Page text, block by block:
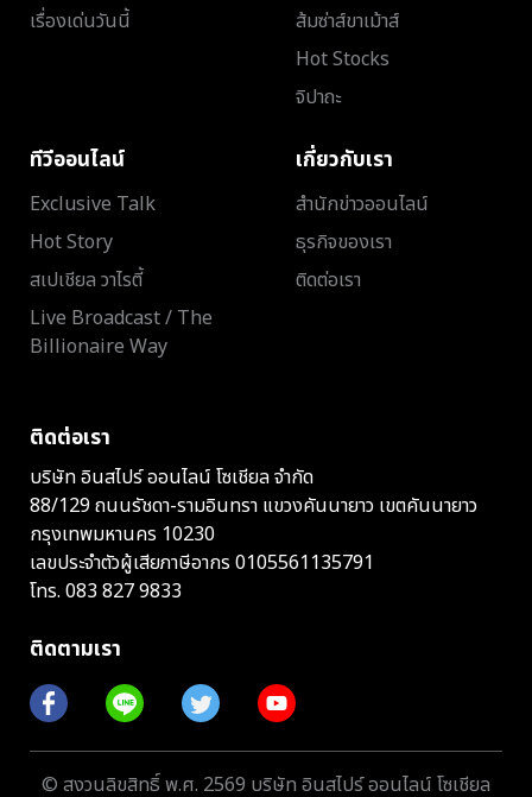
เรื่องเด่นวันนี้
ส้มซ่าส์ขาเม้าส์
Hot Stocks
จิปาถะ
ทีวีออนไลน์
Exclusive Talk
Hot Story
สเปเชียล วาไรตี้
Live Broadcast / The
Billionaire Way
เกี่ยวกับเรา
สำนักข่าวออนไลน์
ธุรกิจของเรา
ติดต่อเรา
ติดต่อเรา
บริษัท อินสไปร์ ออนไลน์ โซเชียล จำกัด
88/129 ถนนรัชดา-รามอินทรา แขวงคันนายาว เขตคันนายาว
กรุงเทพมหานคร 10230
เลขประจำตัวผู้เสียภาษีอากร 0105561135791
โทร. 083 827 9833
ติดตามเรา
© สงวนลิขสิทธิ์ พ.ศ. 2569 บริษัท อินสไปร์ ออนไลน์ โซเชียล